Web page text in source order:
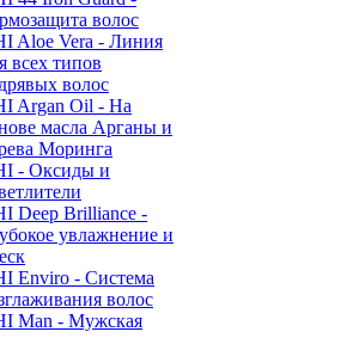
волос
Aloe Vera - Линия
всех типов
волос
Argan Oil - На
масла Арганы и
Моринга
- Оксиды и
Deep Brilliance -
увлажнение и
Enviro - Система
волос
Man - Мужская